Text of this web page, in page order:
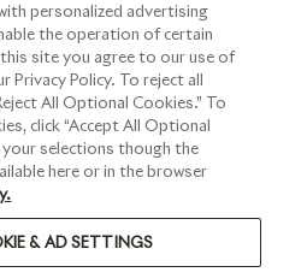
presse
DANGEREUX POUR LA SANTÉ. A
AVEC MODÉRATION.
personalized advertising
the operation of certain
site you agree to our use of
Privacy Policy. To reject all
All Optional Cookies.” To
click “Accept All Optional
your selections though the
here or in the browser
& AD SETTINGS